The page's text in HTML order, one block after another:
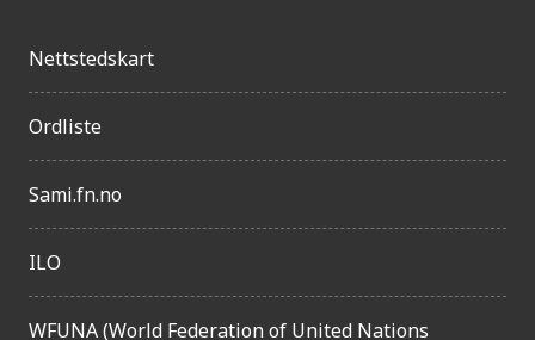
Nettstedskart
Ordliste
Sami.fn.no
ILO
WFUNA (World Federation of United Nations